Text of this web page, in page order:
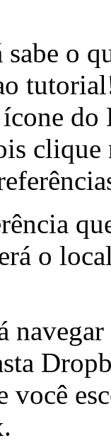
o
do
clique
o
você